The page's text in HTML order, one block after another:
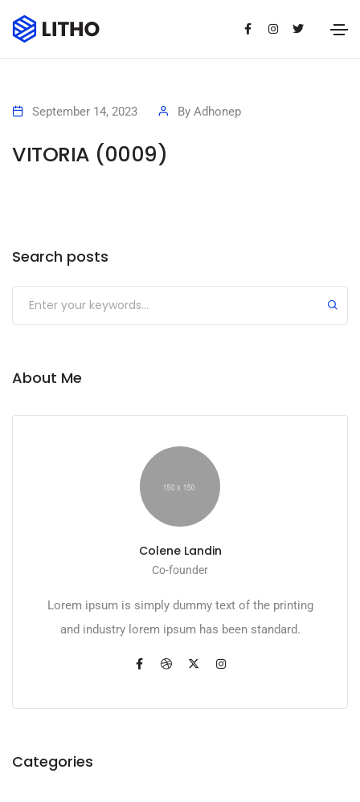
September 14, 2023 By Adhonep
VITORIA (0009)
Search posts
Submit
About Me
Colene Landin
Co-founder
Lorem ipsum is simply dummy text of the printing
and industry lorem ipsum has been standard.
Categories